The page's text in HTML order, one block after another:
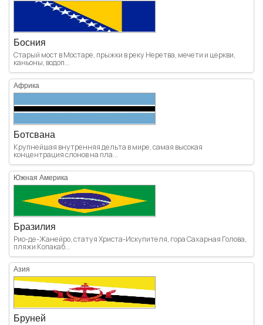
Босния
Старый мост в Мостаре, прыжки в реку Неретва, мечети и церкви,
каньоны, водоп...
Африка
Ботсвана
Крупнейшая внутренняя дельта в мире, самая высокая
концентрация слонов на пла...
Южная Америка
Бразилия
Рио-де-Жанейро, статуя Христа-Искупителя, гора Сахарная Голова,
пляжи Копакаб...
Азия
Бруней